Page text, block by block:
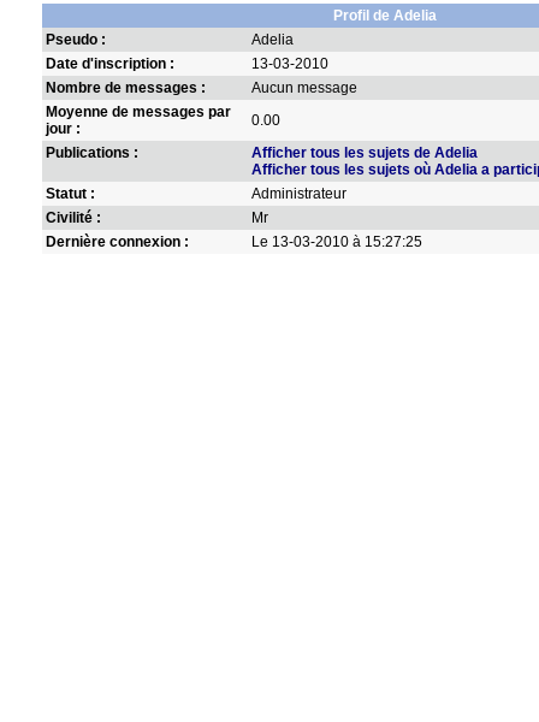
Profil de Adelia
Pseudo :
Adelia
Date d'inscription :
13-03-2010
Nombre de messages :
Aucun message
Moyenne de messages par
jour :
0.00
Publications :
Afficher tous les sujets de Adelia
Afficher tous les sujets où Adelia a
Statut :
Administrateur
Civilité :
Mr
Dernière connexion :
Le 13-03-2010 à 15:27:25